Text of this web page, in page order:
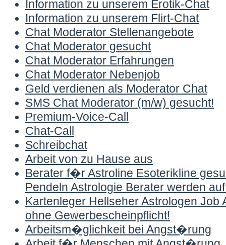
Information zu unserem Erotik-Chat
Information zu unserem Flirt-Chat
Chat Moderator Stellenangebote
Chat Moderator gesucht
Chat Moderator Erfahrungen
Chat Moderator Nebenjob
Geld verdienen als Moderator Chat
SMS Chat Moderator (m/w) gesucht!
Premium-Voice-Call
Chat-Call
Schreibchat
Arbeit von zu Hause aus
Berater f�r Astroline Esoterikline
Pendeln Astrologie Berater werden
Kartenleger Hellseher Astrologen Job
ohne Gewerbescheinpflicht!
Arbeitsm�glichkeit bei Angst�rung